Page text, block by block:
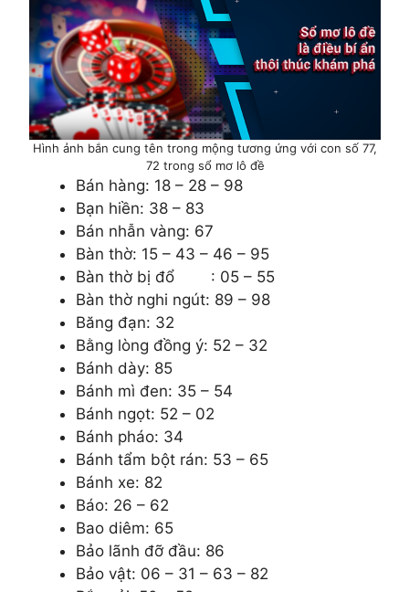
Hình ảnh bắn cung tên trong mộng tương ứng với con số 77,
72 trong sổ mơ lô đề
Bán hàng: 18 – 28 – 98
Bạn hiền: 38 – 83
Bán nhẫn vàng: 67
Bàn thờ: 15 – 43 – 46 – 95
Bàn thờ bị đổ : 05 – 55
Bàn thờ nghi ngút: 89 – 98
Băng đạn: 32
Bằng lòng đồng ý: 52 – 32
Bánh dày: 85
Bánh mì đen: 35 – 54
Bánh ngọt: 52 – 02
Bánh pháo: 34
Bánh tẩm bột rán: 53 – 65
Bánh xe: 82
Báo: 26 – 62
Bao diêm: 65
Bảo lãnh đỡ đầu: 86
Bảo vật: 06 – 31 – 63 – 82